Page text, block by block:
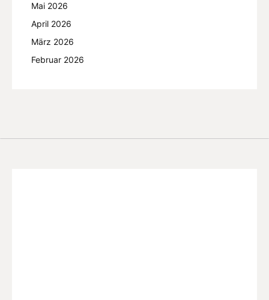
Mai 2026
April 2026
März 2026
Februar 2026